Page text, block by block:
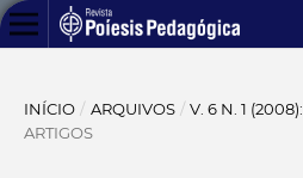
INÍCIO / ARQUIVOS / V. 6 N. 1
ARTIGOS